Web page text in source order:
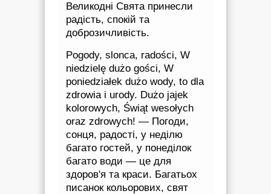
Великодні Свята принесли
радість, спокій та
доброзичливість.
Pogody, slonca, radości, W
niedzielę dużo gości, W
poniedziałek dużo wody, to dla
zdrowia i urody. Dużo jajek
kolorowych, Świąt wesołych
oraz zdrowych! — Погоди,
сонця, радості, у неділю
багато гостей, у понеділок
багато води — це для
здоров'я та краси. Багатьох
писанок кольорових, свят